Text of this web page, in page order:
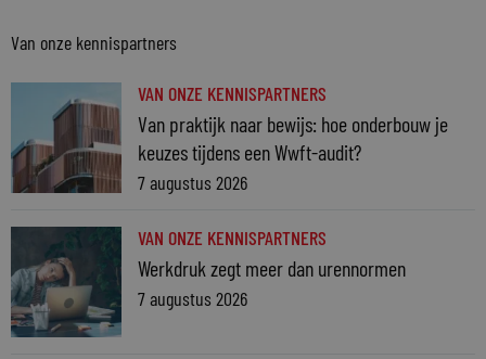
Van onze kennispartners
VAN ONZE KENNISPARTNERS
Van praktijk naar bewijs: hoe onderbouw je
keuzes tijdens een Wwft-audit?
7 augustus 2026
VAN ONZE KENNISPARTNERS
Werkdruk zegt meer dan urennormen
7 augustus 2026